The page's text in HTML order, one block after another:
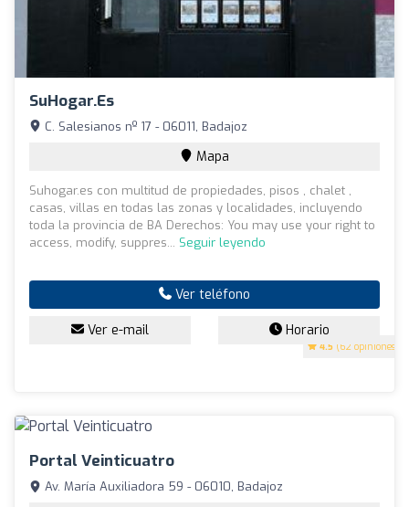
SuHogar.es
4.5 (62 opiniones)
C. Salesianos nº 17 - 06011, Badajoz
Mapa
Suhogar.es con multitud de propiedades, pisos , chalet ,
casas, villas en todas las zonas y localidades, incluyendo
toda la provincia de BA Derechos: You may use your right to
access, modify, suppres... Seguir leyendo
Ver teléfono
Ver e-mail Horario
Portal Veinticuatro
Av. María Auxiliadora 59 - 06010, Badajoz